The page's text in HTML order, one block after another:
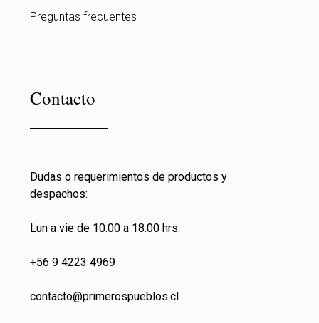
Preguntas frecuentes
Contacto
Dudas o requerimientos de productos y
despachos:
Lun a vie de 10.00 a 18.00 hrs.
+56 9 4223 4969
contacto@primerospueblos.cl